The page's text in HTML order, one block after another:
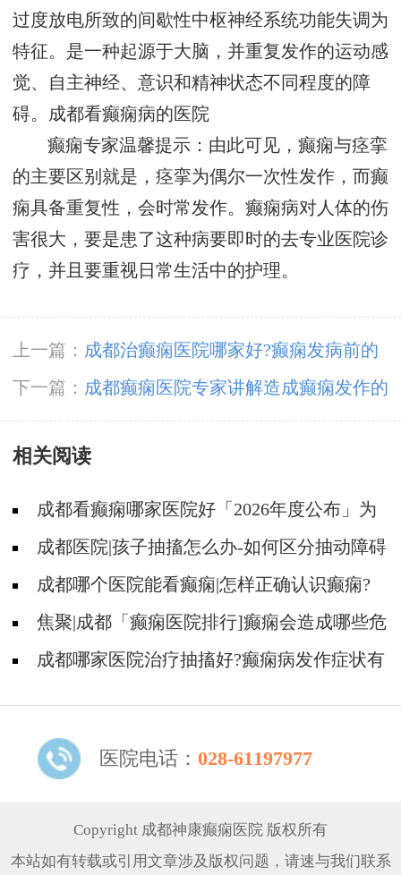
过度放电所致的间歇性中枢神经系统功能失调为
特征。是一种起源于大脑，并重复发作的运动感
觉、自主神经、意识和精神状态不同程度的障
碍。 成都看癫痫病的医院
癫痫专家温馨提示：由此可见，癫痫与痉挛
的主要区别就是，痉挛为偶尔一次性发作，而癫
痫具备重复性，会时常发作。癫痫病对人体的伤
害很大，要是患了这种病要即时的去专业医院诊
疗，并且要重视日常生活中的护理。
上一篇： 成都治癫痫医院哪家好?癫痫发病前的
症状有哪些?
下一篇： 成都癫痫医院专家讲解造成癫痫发作的
原因有什么?
相关阅读
成都看癫痫哪家医院好「2026年度公布」为
什么得癫痫的人心理也多半有问题?
成都医院|孩子抽搐怎么办-如何区分抽动障碍
和癫痫?
成都哪个医院能看癫痫|怎样正确认识癫痫?
焦聚|成都「癫痫医院排行]癫痫会造成哪些危
害呢?成都哪家医院治疗抽搐好?癫痫病发作症状有
医院电话： 028-61197977
Copyright 成都神康癫痫医院 版权所有
本站如有转载或引用文章涉及版权问题，请速与我们联系